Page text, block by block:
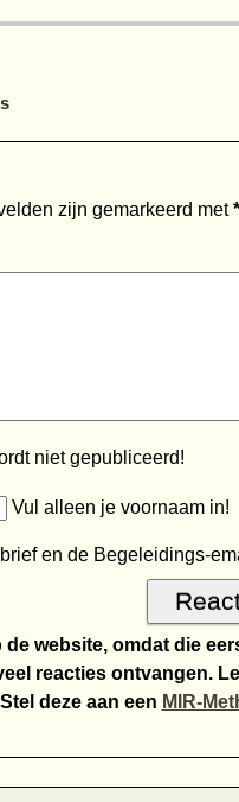
zijn gemarkeerd met*
niet gepubliceerd!
Vul alleen je voornaam in!
en de Begeleidings-
website, omdat die
reacties ontvangen.
deze aan een MIR-